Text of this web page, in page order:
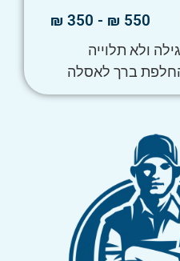
550 ₪ - 350 ₪
ולא תלוייה
ברך לאסלה